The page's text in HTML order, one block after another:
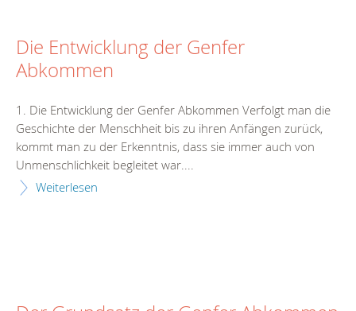
Die Entwicklung der Genfer
Abkommen
1. Die Entwicklung der Genfer Abkommen Verfolgt man die
Geschichte der Menschheit bis zu ihren Anfängen zurück,
kommt man zu der Erkenntnis, dass sie immer auch von
Unmenschlichkeit begleitet war....
Weiterlesen